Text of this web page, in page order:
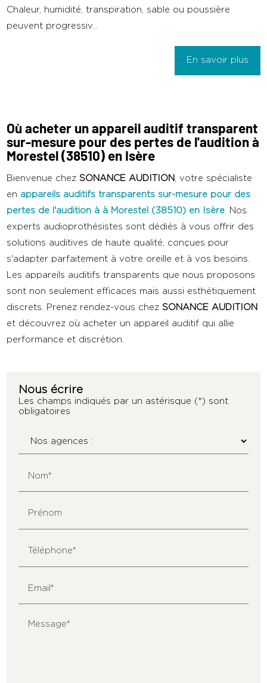
Chaleur, humidité, transpiration, sable ou poussière
peuvent progressiv...
En savoir plus
Où acheter un appareil auditif transparent
sur-mesure pour des pertes de l'audition à
Morestel (38510) en Isère
Bienvenue chezSONANCE AUDITION , votre spécialiste
en appareils auditifs transparents sur-mesure pour des
pertes de l'audition à à Morestel (38510) en Isère . Nos
experts audioprothésistes sont dédiés à vous offrir des
solutions auditives de haute qualité, conçues pour
s'adapter parfaitement à votre oreille et à vos besoins.
Les appareils auditifs transparents que nous proposons
sont non seulement efficaces mais aussi esthétiquement
discrets. Prenez rendez-vous chezSONANCE AUDITION
et découvrez où acheter un appareil auditif qui allie
performance et discrétion.
Nous écrire
Les champs indiqués par un astérisque (*) sont
obligatoires
Nom*
Prénom
Téléphone*
Email*
Message*